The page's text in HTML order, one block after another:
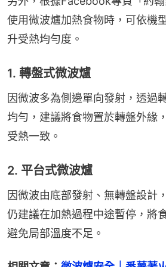
使用微波爐加熱食物時，可依機
升受熱均勻度。
1. 轉盤式微波爐
因微波多為側邊單向發射，透過
均勻，建議將食物置於轉盤外緣
受熱一致。
2. 平台式微波爐
因微波由底部發射、無轉盤設計
仍建議在加熱過程中途暫停，將
避免局部溫度不足。